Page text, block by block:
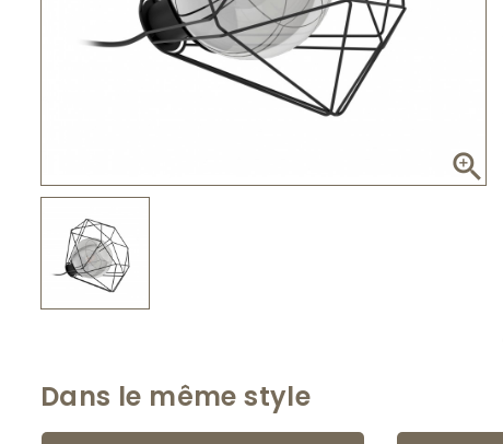

Dans le même style